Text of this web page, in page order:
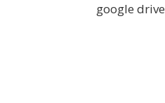
google drive